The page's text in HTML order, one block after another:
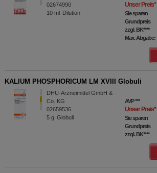
02674990
10 ml Dilution
Unser Preis*
Sie sparen
Grundpreis
zzgl. BK****
Max. Abgabe:
KALIUM PHOSPHORICUM LM XVIII Globuli
DHU-Arzneimittel GmbH &
Co. KG
02659536
5 g Globuli
AVP***
Unser Preis*
Sie sparen
Grundpreis
zzgl. BK****